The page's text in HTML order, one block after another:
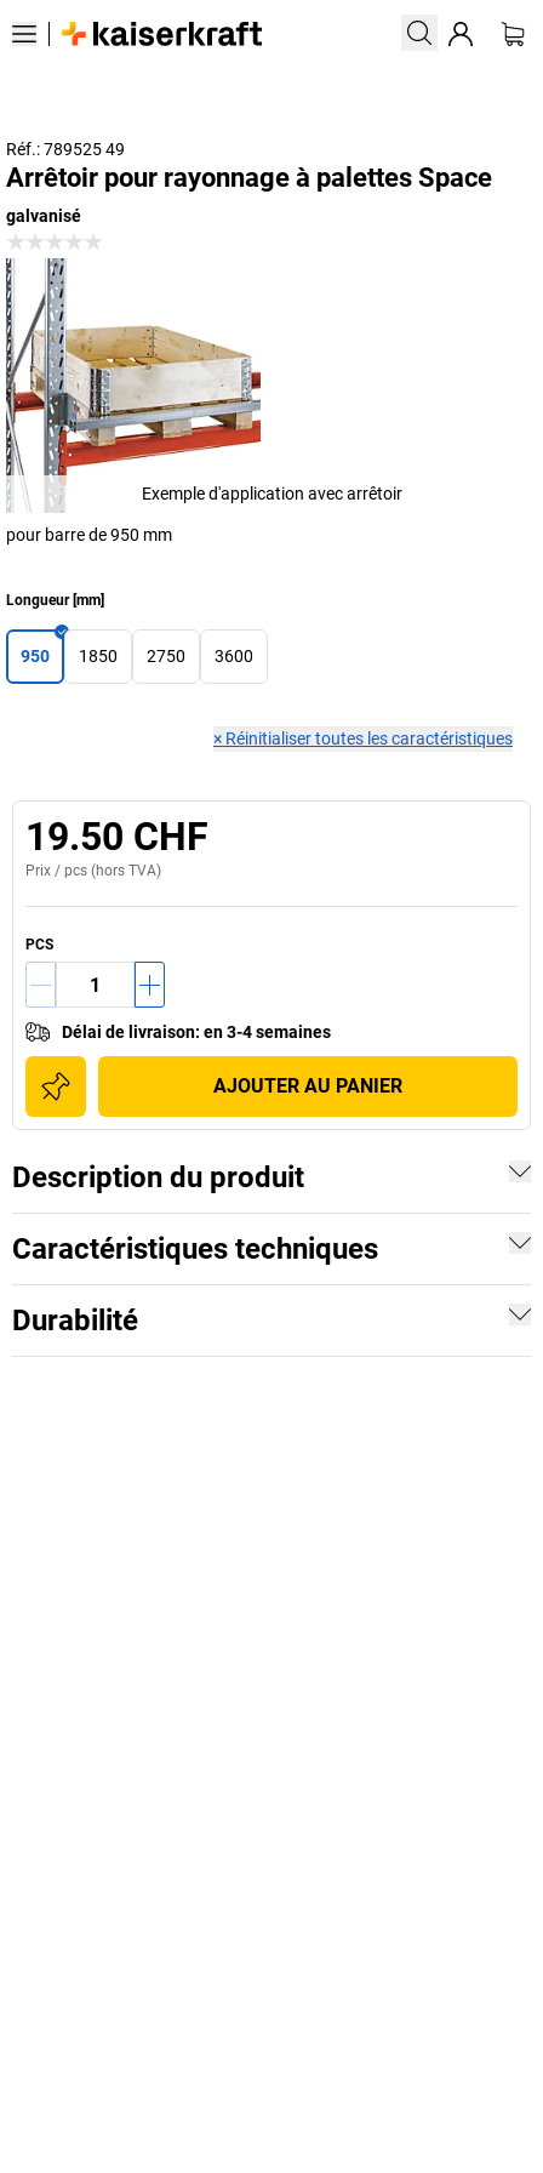
Réf.: 789525 49
Arrêtoir pour rayonnage à palettes Space
galvanisé
Exemple d'application avec arrêtoir
pour barre de 950 mm
Longueur[mm]
950 1850 2750 3600
× Réinitialiser toutes les caractéristiques
19.50 CHF
Prix / pcs (hors TVA)
PCS
Délai de livraison: en 3-4 semaines
AJOUTER AU PANIER
Description du produit
Caractéristiques techniques
Durabilité